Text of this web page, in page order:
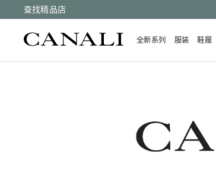
查找精品店
订单均享受快速配送和免费退货。
全新系列 服装 鞋履